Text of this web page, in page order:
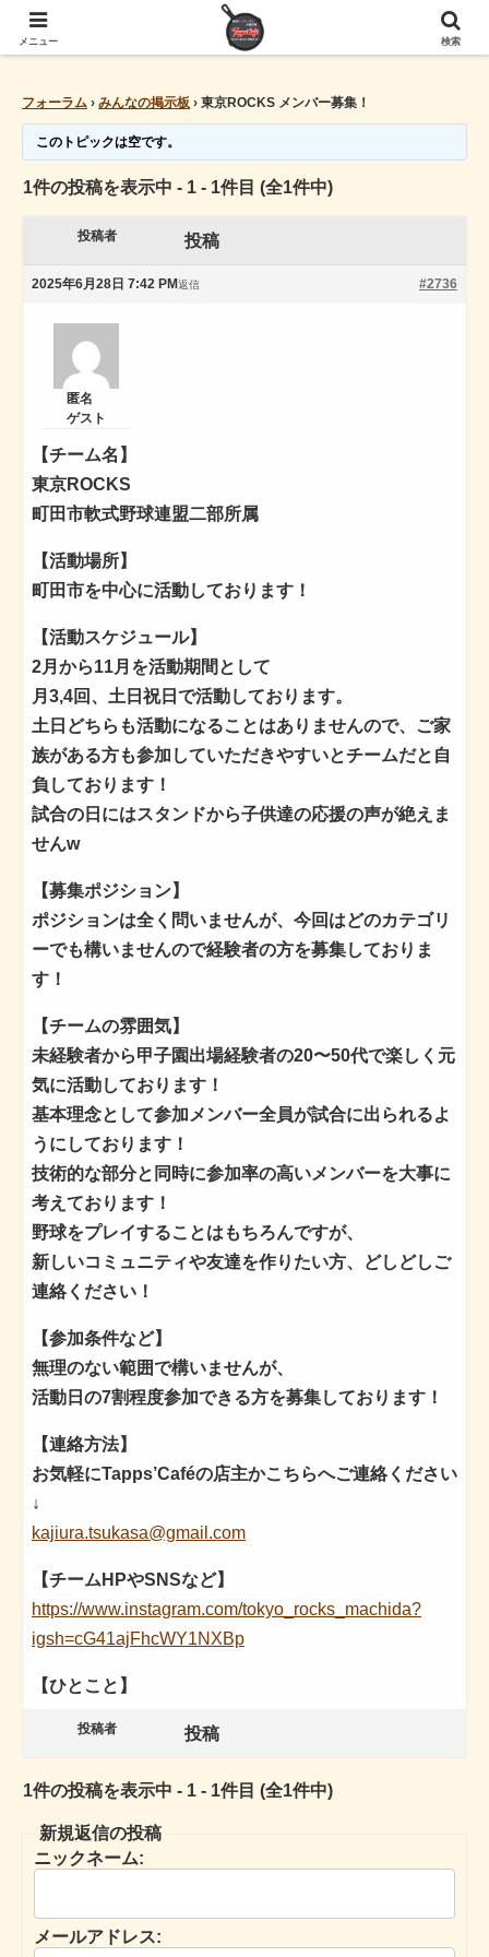
東京ROCKS メンバー募集！
フォーラム › みんなの掲示板 › 東京ROCKS メンバー募集！
このトピックは空です。
1件の投稿を表示中 - 1 - 1件目 (全1件中)
投稿者 投稿
2025年6月28日 7:42 PM #2736
返信
匿名
ゲスト
【チーム名】
東京ROCKS
町田市軟式野球連盟二部所属
【活動場所】
町田市を中心に活動しております！
【活動スケジュール】
2月から11月を活動期間として
月3,4回、土日祝日で活動しております。
土日どちらも活動になることはありませんので、ご家
族がある方も参加していただきやすいとチームだと自
負しております！
試合の日にはスタンドから子供達の応援の声が絶えま
せんw
【募集ポジション】
ポジションは全く問いませんが、今回はどのカテゴリ
ーでも構いませんので経験者の方を募集しておりま
す！
【チームの雰囲気】
未経験者から甲子園出場経験者の20〜50代で楽しく元
気に活動しております！
基本理念として参加メンバー全員が試合に出られるよ
うにしております！
技術的な部分と同時に参加率の高いメンバーを大事に
考えております！
野球をプレイすることはもちろんですが、
新しいコミュニティや友達を作りたい方、どしどしご
連絡ください！
【参加条件など】
無理のない範囲で構いませんが、
活動日の7割程度参加できる方を募集しております！
【連絡方法】
お気軽にTapps’Caféの店主かこちらへご連絡ください
↓
kajiura.tsukasa@gmail.com
【チームHPやSNSなど】
https://www.instagram.com/tokyo_rocks_machida?
igsh=cG41ajFhcWY1NXBp
【ひとこと】
投稿者 投稿
1件の投稿を表示中 - 1 - 1件目 (全1件中)
新規返信の投稿
ニックネーム:
メールアドレス:
メニュー 検索